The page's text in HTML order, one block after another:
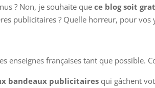
? Non, je souhaite quece blog soit
publicitaires ? Quelle horreur, pour vos
enseignes françaises tant que possible.
bandeaux publicitaires qui gâchent